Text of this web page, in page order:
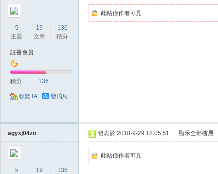
5
主題
19
文章
136
積分
註冊會員
積分 136
收聽TA 發消息
此帖僅作者可見
agyxj04zo
5
19
136
發表於 2018-9-29 18:05:51 顯示全部樓層
此帖僅作者可見